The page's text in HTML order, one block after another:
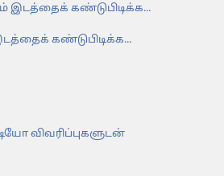
இடத்தைக் கண்டுபிடிக்க...
கண்டுபிடிக்க...
விவரிப்புகளுடன்